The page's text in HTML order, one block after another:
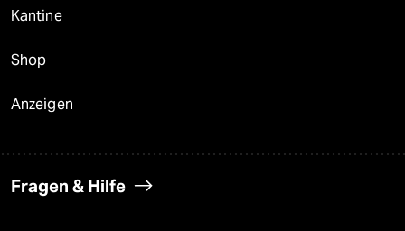
Kantine
Shop
Anzeigen
Fragen & Hilfe